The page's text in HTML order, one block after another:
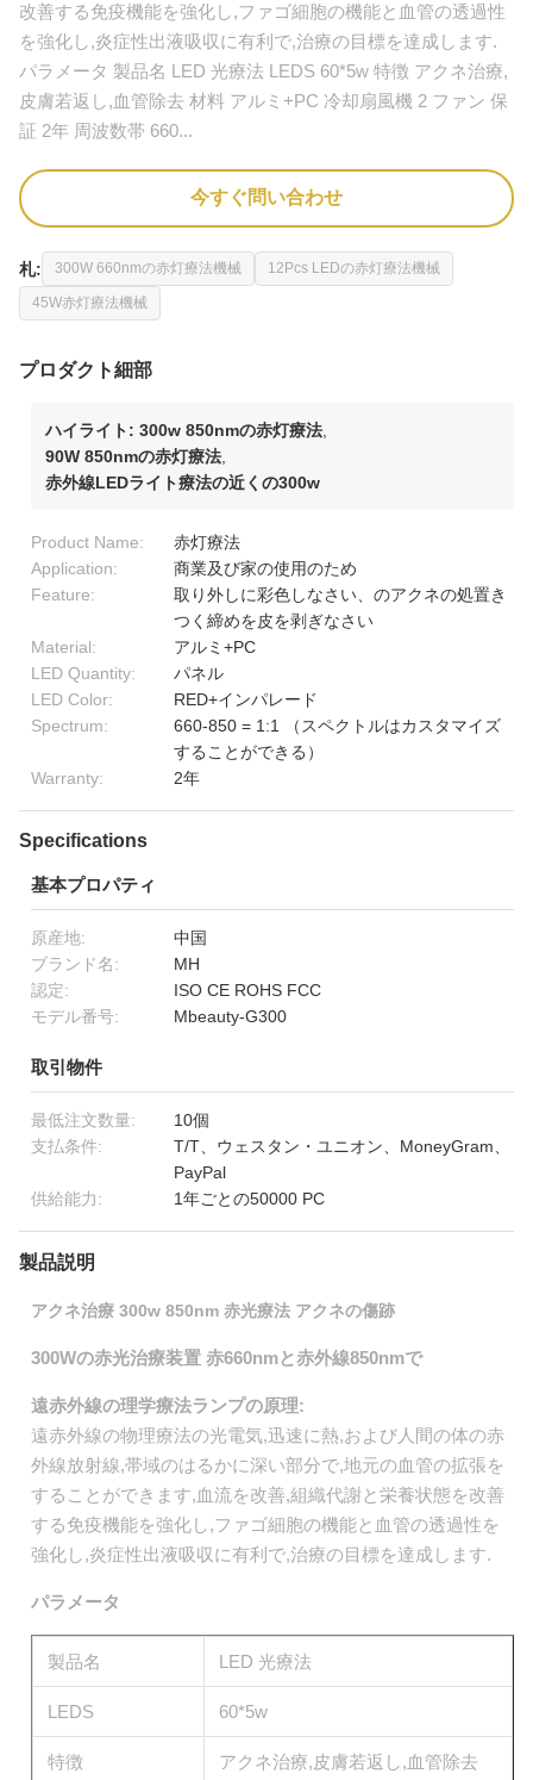
改善する免疫機能を強化し,ファゴ細胞の機能と血管の透過性
を強化し,炎症性出液吸収に有利で,治療の目標を達成します.
パラメータ 製品名 LED 光療法 LEDS 60*5w 特徴 アクネ治療,
皮膚若返し,血管除去 材料 アルミ+PC 冷却扇風機 2 ファン 保
証 2年 周波数帯 660...
今すぐ問い合わせ
札: 300W 660nmの赤灯療法機械 12Pcs LEDの赤灯療法機械
45W赤灯療法機械
プロダクト細部
ハイライト: 300w 850nmの赤灯療法
90W 850nmの赤灯療法
赤外線LEDライト療法の近くの300w
Product Name:
赤灯療法
Application:
商業及び家の使用のため
Feature:
取り外しに彩色しなさい、のアクネの処置き
つく締めを皮を剥ぎなさい
Material:
アルミ+PC
LED Quantity:
パネル
LED Color:
RED+インパレード
Spectrum:
660-850 = 1:1 （スペクトルはカスタマイズ
することができる）
Warranty:
2年
Specifications
基本プロパティ
原産地:
中国
ブランド名:
MH
認定:
ISO CE ROHS FCC
モデル番号:
Mbeauty-G300
取引物件
最低注文数量:
10個
支払条件:
T/T、ウェスタン・ユニオン、MoneyGram、
PayPal
供給能力:
1年ごとの50000 PC
製品説明
アクネ治療 300w 850nm 赤光療法 アクネの傷跡
300Wの赤光治療装置 赤660nmと赤外線850nmで
遠赤外線の理学療法ランプの原理:
遠赤外線の物理療法の光電気,迅速に熱,および人間の体の赤
外線放射線,帯域のはるかに深い部分で,地元の血管の拡張を
することができます,血流を改善,組織代謝と栄養状態を改善
する免疫機能を強化し,ファゴ細胞の機能と血管の透過性を
強化し,炎症性出液吸収に有利で,治療の目標を達成します.
パラメータ
製品名 LED 光療法
LEDS 60*5w
特徴 アクネ治療,皮膚若返し,血管除去